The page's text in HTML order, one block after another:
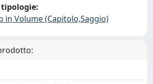
in Volume (Capitolo,Saggio)